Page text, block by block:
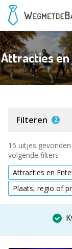
Attracties en
Filteren 2
15 uitjes
volgende filters
Attracties en
Plaats, regio of